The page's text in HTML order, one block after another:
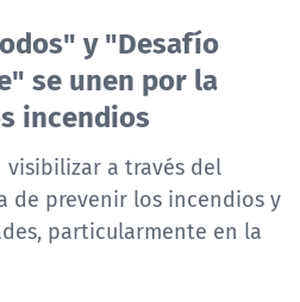
y "Desafío
se unen por la
incendios
visibilizar a través del
de prevenir los incendios y
particularmente en la